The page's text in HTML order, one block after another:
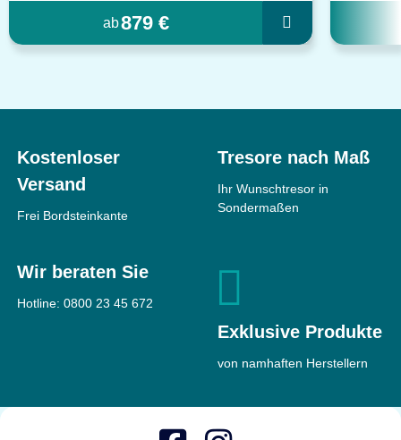
ab879 €
Kostenloser
Versand
Frei Bordsteinkante
Tresore nach Maß
Ihr Wunschtresor in
Sondermaßen
Wir beraten Sie
Hotline: 0800 23 45 672
Exklusive Produkte
von namhaften Herstellern